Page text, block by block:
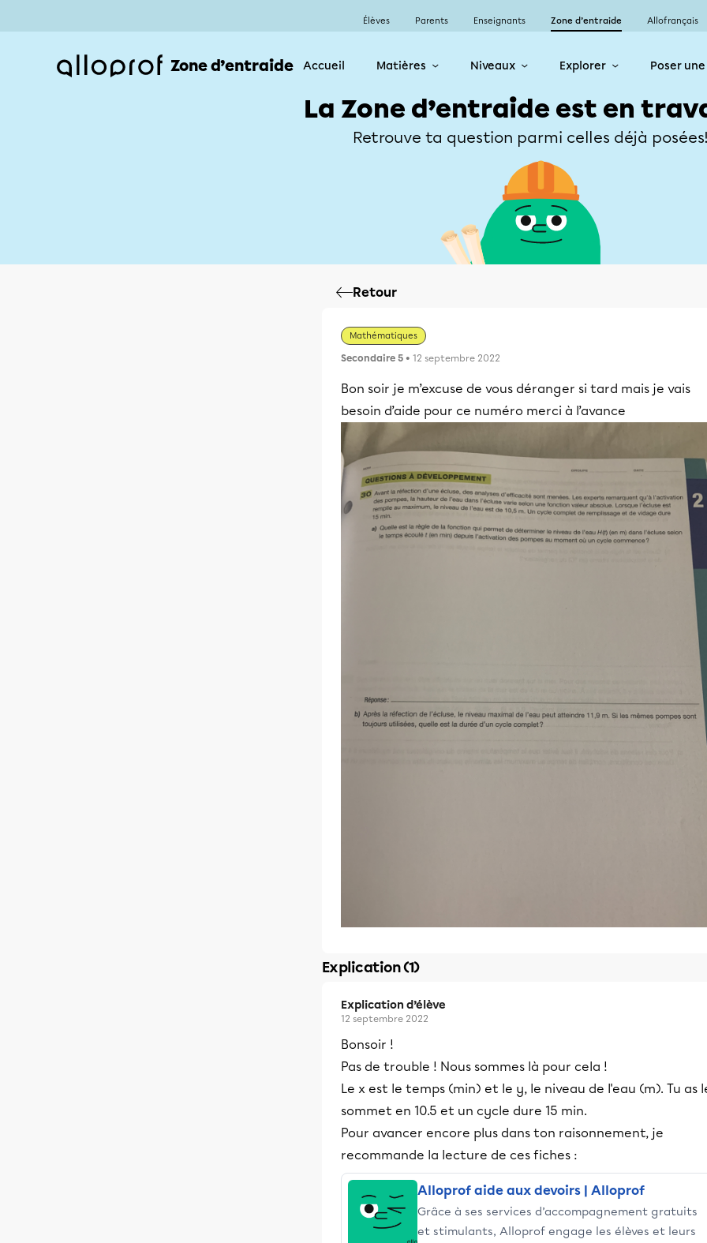
Élèves Parents Enseignants Zone d’entraide Allofrançais
Zone d’entraide Accueil Matières Niveaux Explorer Poser
La Zone d’entraide est en
Retrouve ta question parmi celles déjà
Retour
Mathématiques
Secondaire 5 • 12 septembre 2022
Bon soir je m’excuse de vous déranger si tard mais je vais
besoin d’aide pour ce numéro merci à l’avance
Explication (1)
Explication d’élève
12 septembre 2022
Bonsoir !
Pas de trouble ! Nous sommes là pour cela !
Le x est le temps (min) et le y, le niveau de l'eau (m). Tu as
sommet en 10.5 et un cycle dure 15 min.
Pour avancer encore plus dans ton raisonnement, je
recommande la lecture de ces fiches :
Alloprof aide aux devoirs | Alloprof
Grâce à ses services d’accompagnement gratuits
et stimulants, Alloprof engage les élèves et leurs